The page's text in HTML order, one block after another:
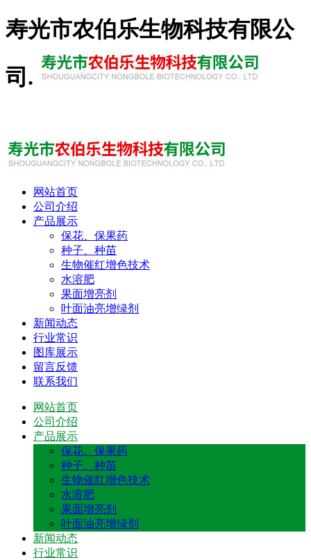
寿光市农伯乐生物科技有限公
司.
网站首页
公司介绍
产品展示
保花、保果药
种子、种苗
生物催红增色技术
水溶肥
果面增亮剂
叶面油亮增绿剂
新闻动态
行业常识
图库展示
留言反馈
联系我们
网站首页
公司介绍
产品展示
保花、保果药
种子、种苗
生物催红增色技术
水溶肥
果面增亮剂
叶面油亮增绿剂
新闻动态
行业常识